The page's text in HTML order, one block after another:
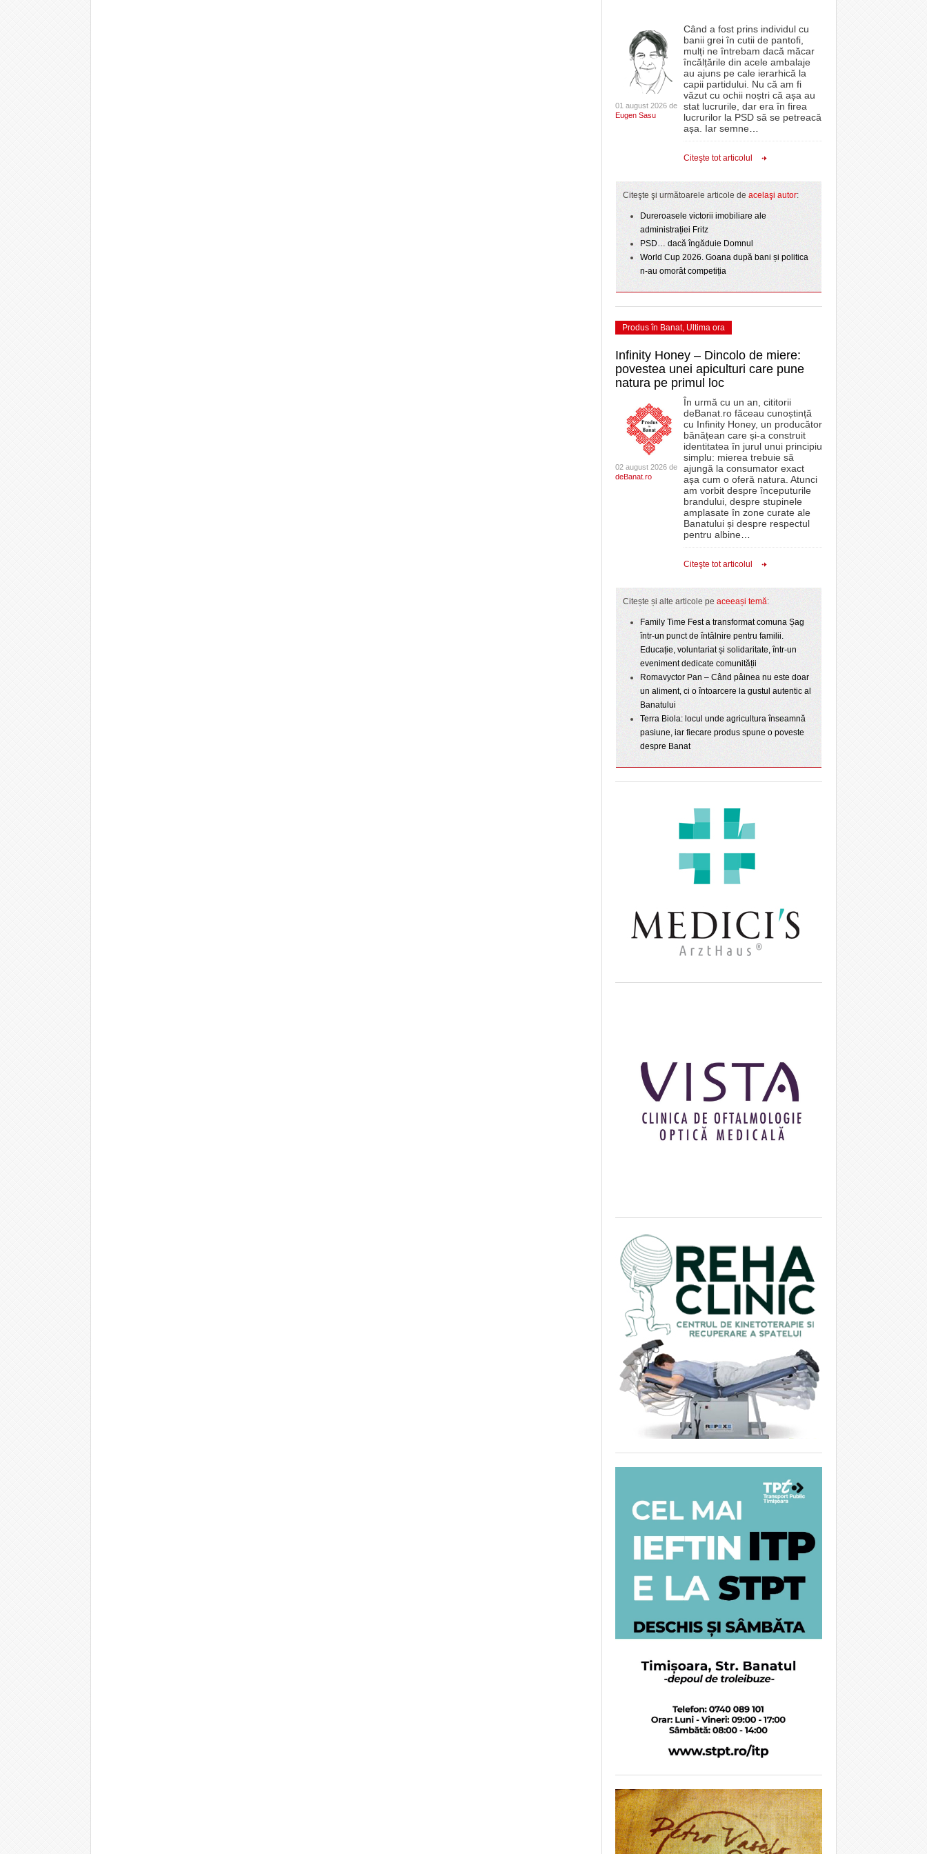
01 august 2026 de
Eugen Sasu
Când a fost prins individul cu
banii grei în cutii de pantofi,
mulți ne întrebam dacă măcar
încălțările din acele ambalaje
au ajuns pe cale ierarhică la
capii partidului. Nu că am fi
văzut cu ochii noștri că așa au
stat lucrurile, dar era în firea
lucrurilor la PSD să se petreacă
așa. Iar semne
Citeşte tot articolul
Citeşte şi următoarele articole de acelaşi autor:
Dureroasele victorii imobiliare ale
administrației Fritz
PSD… dacă îngăduie Domnul
World Cup 2026. Goana după bani și politica
n-au omorât competiția
Produs în Banat, Ultima ora
Infinity Honey – Dincolo de miere:
povestea unei apiculturi care pune
natura pe primul loc
02 august 2026 de
deBanat.ro
În urmă cu un an, cititorii
deBanat.ro făceau cunoștință
cu Infinity Honey, un producător
bănățean care și-a construit
identitatea în jurul unui principiu
simplu: mierea trebuie să
ajungă la consumator exact
așa cum o oferă natura. Atunci
am vorbit despre începuturile
brandului, despre stupinele
amplasate în zone curate ale
Banatului și despre respectul
pentru albine
Citeşte tot articolul
Citește și alte articole pe aceeași temă:
Family Time Fest a transformat comuna Șag
într-un punct de întâlnire pentru familii.
Educație, voluntariat și solidaritate, într-un
eveniment dedicate comunității
Romavyctor Pan – Când pâinea nu este doar
un aliment, ci o întoarcere la gustul autentic al
Banatului
Terra Biola: locul unde agricultura înseamnă
pasiune, iar fiecare produs spune o poveste
despre Banat